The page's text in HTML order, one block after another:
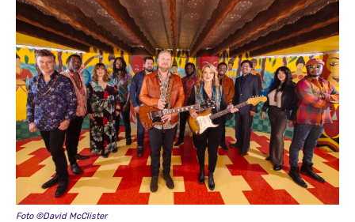
o
n
(
T
a
i
l
Foto ©David McClister